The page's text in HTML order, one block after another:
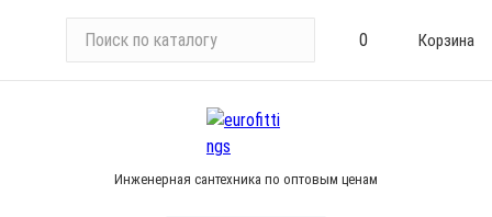
и
0 Корзина
Инженерная сантехника по оптовым ценам